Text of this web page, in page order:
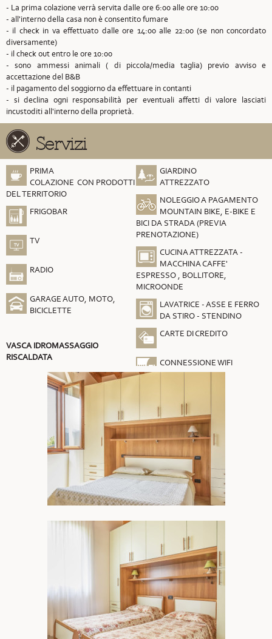
- La prima colazione verrà servita dalle ore 6:00 alle ore 10:00
- all'interno della casa non è consentito fumare
- il check in va effettuato dalle ore 14:00 alle 22:00 (se non concordato
diversamente)
- il check out entro le ore 10:00
- sono ammessi animali ( di piccola/media taglia) previo avviso e
accettazione del B&B
- il pagamento del soggiorno da effettuare in contanti
- si declina ogni responsabilità per eventuali affetti di valore lasciati
incustoditi all'interno della proprietà.
Servizi
PRIMA
COLAZIONE CON PRODOTTI
DEL TERRITORIO
FRIGOBAR
TV
RADIO
GARAGE AUTO, MOTO,
BICICLETTE
VASCA IDROMASSAGGIO
RISCALDATA
GIARDINO
ATTREZZATO
NOLEGGIO A PAGAMENTO
MOUNTAIN BIKE, E-BIKE E
BICI DA STRADA (PREVIA
PRENOTAZIONE)
CUCINA ATTREZZATA -
MACCHINA CAFFE'
ESPRESSO , BOLLITORE,
MICROONDE
LAVATRICE - ASSE E FERRO
DA STIRO - STENDINO
CARTE DI CREDITO
CONNESSIONE WIFI
GRATUITA